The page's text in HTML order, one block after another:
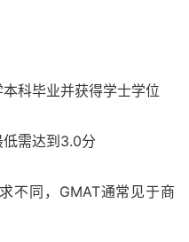
科毕业并获得学士学位
低需达到3.0分
不同，GMAT通常见于商